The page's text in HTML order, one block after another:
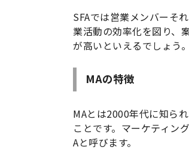
SFAでは営業メンバーそ
業活動の効率化を図り、
が高いといえるでしょう。
MAの特徴
MAとは2000年代に知ら
ことです。マーケティン
Aと呼びます。